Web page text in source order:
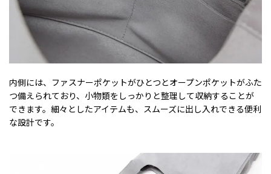
内側には、ファスナーポケットがひとつとオープンポケットがふた
つ備えられており、小物類をしっかりと整理して収納することが
できます。細々としたアイテムも、スムーズに出し入れできる便利
な設計です。